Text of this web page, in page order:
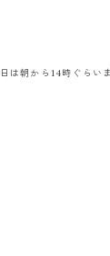
は朝から14時ぐらい